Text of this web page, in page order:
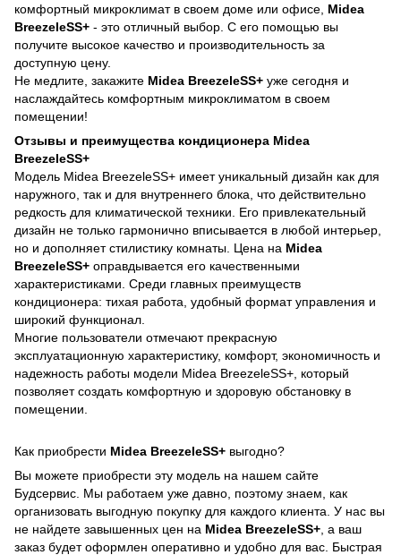
комфортный микроклимат в своем доме или офисе, Midea
BreezeleSS+ - это отличный выбор. С его помощью вы
получите высокое качество и производительность за
доступную цену.
Не медлите, закажите Midea BreezeleSS+ уже сегодня и
наслаждайтесь комфортным микроклиматом в своем
помещении!
Отзывы и преимущества кондиционера Midea
BreezeleSS+
Модель Midea BreezeleSS+ имеет уникальный дизайн как для
наружного, так и для внутреннего блока, что действительно
редкость для климатической техники. Его привлекательный
дизайн не только гармонично вписывается в любой интерьер,
но и дополняет стилистику комнаты. Цена на Midea
BreezeleSS+ оправдывается его качественными
характеристиками. Среди главных преимуществ
кондиционера: тихая работа, удобный формат управления и
широкий функционал.
Многие пользователи отмечают прекрасную
эксплуатационную характеристику, комфорт, экономичность и
надежность работы модели Midea BreezeleSS+, который
позволяет создать комфортную и здоровую обстановку в
помещении.
Как приобрести Midea BreezeleSS+ выгодно?
Вы можете приобрести эту модель на нашем сайте
Будсервис. Мы работаем уже давно, поэтому знаем, как
организовать выгодную покупку для каждого клиента. У нас вы
не найдете завышенных цен на Midea BreezeleSS+ , а ваш
заказ будет оформлен оперативно и удобно для вас. Быстрая